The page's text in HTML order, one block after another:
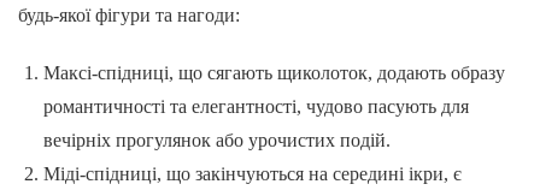
будь-якої фігури та нагоди:
Максі-спідниці, що сягають щиколоток, додають образу
романтичності та елегантності, чудово пасують для
вечірніх прогулянок або урочистих подій.
Міді-спідниці, що закінчуються на середині ікри, є